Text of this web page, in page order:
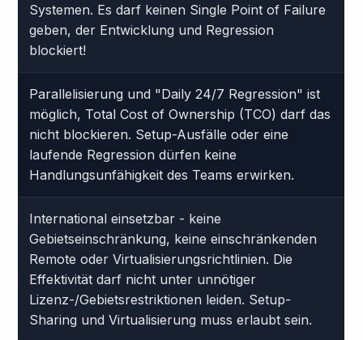
Systemen. Es darf keinen Single Point of Failure
geben, der Entwicklung und Regression
blockiert!
Parallelisierung und "Daily 24/7 Regression" ist
möglich, Total Cost of Ownership (TCO) darf das
nicht blockieren. Setup-Ausfälle oder eine
laufende Regression dürfen keine
Handlungsunfähigkeit des Teams erwirken.
International einsetzbar - keine
Gebietseinschränkung, keine einschränkenden
Remote oder Virtualisierungsrichtlinien. Die
Effektivität darf nicht unter unnötiger
Lizenz-/Gebietsrestriktionen leiden. Setup-
Sharing und Virtualisierung muss erlaubt sein.